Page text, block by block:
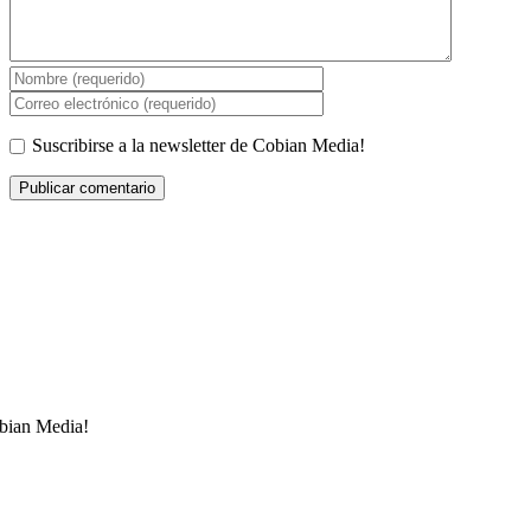
Suscribirse a la newsletter de Cobian Media!
Media!